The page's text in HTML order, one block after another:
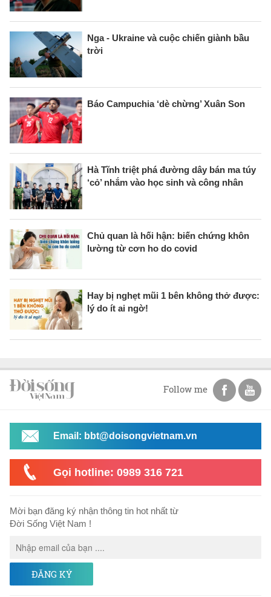
Nga - Ukraine và cuộc chiến giành bầu
trời
Báo Campuchia ‘dè chừng’ Xuân Son
Hà Tĩnh triệt phá đường dây bán ma túy
‘cỏ’ nhắm vào học sinh và công nhân
Chủ quan là hối hận: biến chứng khôn
lường từ cơn ho do covid
Hay bị nghẹt mũi 1 bên không thở được:
lý do ít ai ngờ!
Follow me
Email: bbt@doisongvietnam.vn
Gọi hotline: 0989 316 721
Mời bạn đăng ký nhận thông tin hot nhất từ
Đời Sống Việt Nam !
ĐĂNG KÝ